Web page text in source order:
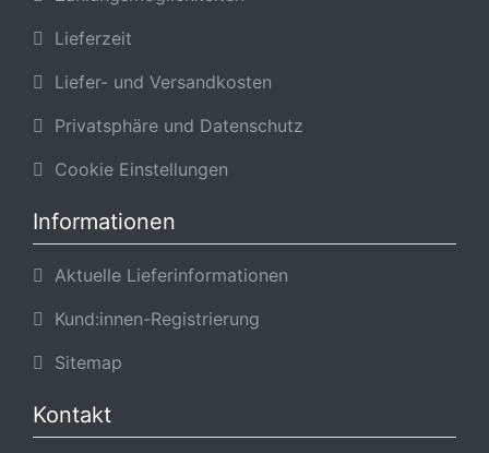
Lieferzeit
Liefer- und Versandkosten
Privatsphäre und Datenschutz
Cookie Einstellungen
Informationen
Aktuelle Lieferinformationen
Kund:innen-Registrierung
Sitemap
Kontakt